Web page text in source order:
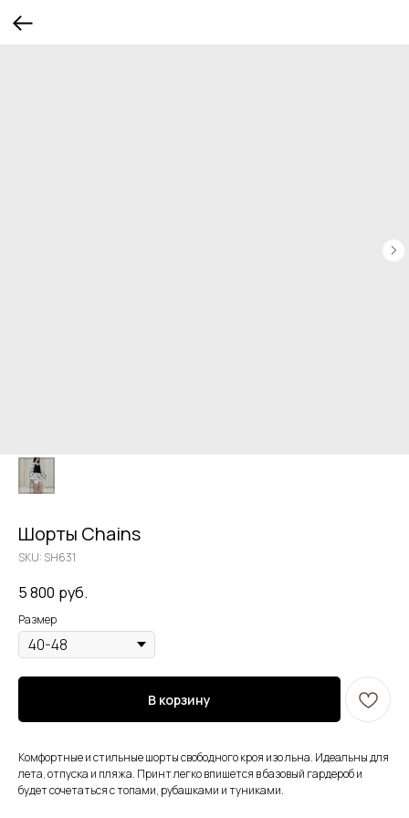
Шорты Chains
SKU: SH631
5 800 руб.
Размер
В корзину
Комфортные и стильные шорты свободного кроя изо льна. Идеальны для
лета, отпуска и пляжа. Принт легко впишется в базовый гардероб и
будет сочетаться с топами, рубашками и туниками.